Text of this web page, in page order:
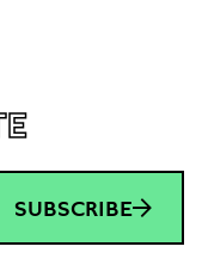
SUBSCRIBE